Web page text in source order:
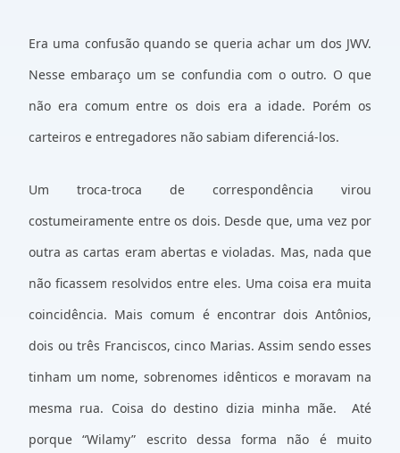
Era uma confusão quando se queria achar um dos JWV.
Nesse embaraço um se confundia com o outro. O que
não era comum entre os dois era a idade. Porém os
carteiros e entregadores não sabiam diferenciá-los.
Um troca-troca de correspondência virou
costumeiramente entre os dois. Desde que, uma vez por
outra as cartas eram abertas e violadas. Mas, nada que
não ficassem resolvidos entre eles. Uma coisa era muita
coincidência. Mais comum é encontrar dois Antônios,
dois ou três Franciscos, cinco Marias. Assim sendo esses
tinham um nome, sobrenomes idênticos e moravam na
mesma rua. Coisa do destino dizia minha mãe. Até
porque “Wilamy” escrito dessa forma não é muito